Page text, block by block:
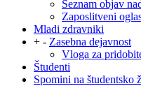
Seznam objav
Zaposlitveni
Mladi zdravniki
+ - Zasebna dejavnost
Vloga za
Študenti
Spomini na študentsko